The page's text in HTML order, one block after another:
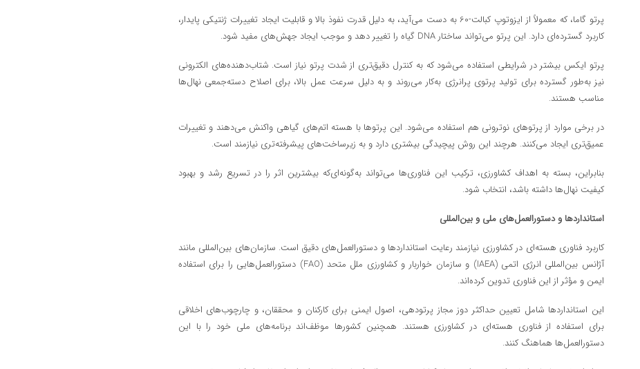
پرتو گاما، که معمولاً از ایزوتوپ کبالت-60 به دست می‌آید، به دلیل قدرت نفوذ بالا و قابلیت ایجاد تغییرات ژنتیکی پایدار،
کاربرد گسترده‌ای دارد. این پرتو می‌تواند ساختار DNA گیاه را تغییر دهد و موجب ایجاد جهش‌های مفید شود.
پرتو ایکس بیشتر در شرایطی استفاده می‌شود که به کنترل دقیق‌تری از شدت پرتو نیاز است. شتاب‌دهنده‌های الکترونی
نیز به‌طور گسترده برای تولید پرتوی پرانرژی به‌کار می‌روند و به دلیل سرعت عمل بالا، برای اصلاح دسته‌جمعی نهال‌ها
مناسب هستند.
در برخی موارد از پرتوهای نوترونی هم استفاده می‌شود. این پرتوها با هسته اتم‌های گیاهی واکنش می‌دهند و تغییرات
عمیق‌تری ایجاد می‌کنند. هرچند این روش پیچیدگی بیشتری دارد و به زیرساخت‌های پیشرفته‌تری نیازمند است.
بنابراین، بسته به اهداف کشاورزی، ترکیب این فناوری‌ها می‌تواند به‌گونه‌ای‌که بیشترین اثر را در تسریع رشد و بهبود
کیفیت نهال‌ها داشته باشد، انتخاب شود.
استانداردها و دستورالعمل‌های ملی و بین‌المللی
کاربرد فناوری هسته‌ای در کشاورزی نیازمند رعایت استانداردها و دستورالعمل‌های دقیق است. سازمان‌های بین‌المللی مانند
آژانس بین‌المللی انرژی اتمی (IAEA) و سازمان خواربار و کشاورزی ملل متحد (FAO) دستورالعمل‌هایی را برای استفاده
ایمن و مؤثر از این فناوری تدوین کرده‌اند.
این استانداردها شامل تعیین حداکثر دوز مجاز پرتودهی، اصول ایمنی برای کارکنان و محققان، و چارچوب‌های اخلاقی
برای استفاده از فناوری هسته‌ای در کشاورزی هستند. همچنین کشورها موظف‌اند برنامه‌های ملی خود را با این
دستورالعمل‌ها هماهنگ کنند.